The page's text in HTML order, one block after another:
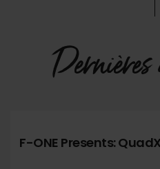
F-ONE Presents: